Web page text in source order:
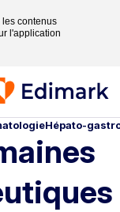
les contenus
l'application
Hépato-